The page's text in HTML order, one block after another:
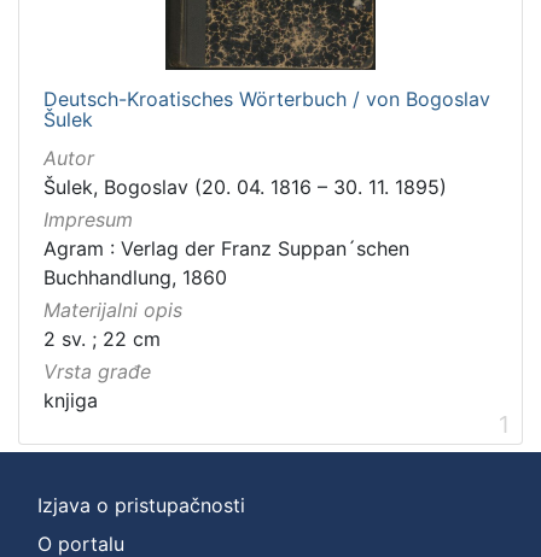
Deutsch-Kroatisches Wörterbuch / von Bogoslav
Šulek
Autor
Šulek, Bogoslav (20. 04. 1816 – 30. 11. 1895)
Impresum
Agram : Verlag der Franz Suppan´schen
Buchhandlung, 1860
Materijalni opis
2 sv. ; 22 cm
Vrsta građe
knjiga
1
Izjava o pristupačnosti
O portalu